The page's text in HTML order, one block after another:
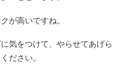
が高いですね。
気をつけて、やらせてあげら
ださい。